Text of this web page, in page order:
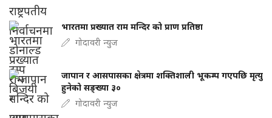
भारतमा प्रख्यात राम मन्दिर को प्राण प्रतिष्ठा
गोदावरी न्युज
जापान र आसपासका क्षेत्रमा शक्तिशाली भूकम्प गएपछि मृत्यु
हुनेको सङ्ख्या ३०
गोदावरी न्युज